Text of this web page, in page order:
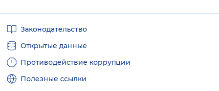
ссылкиЗаконодательство
Открытые данные
Противодействие коррупции
Полезные ссылки